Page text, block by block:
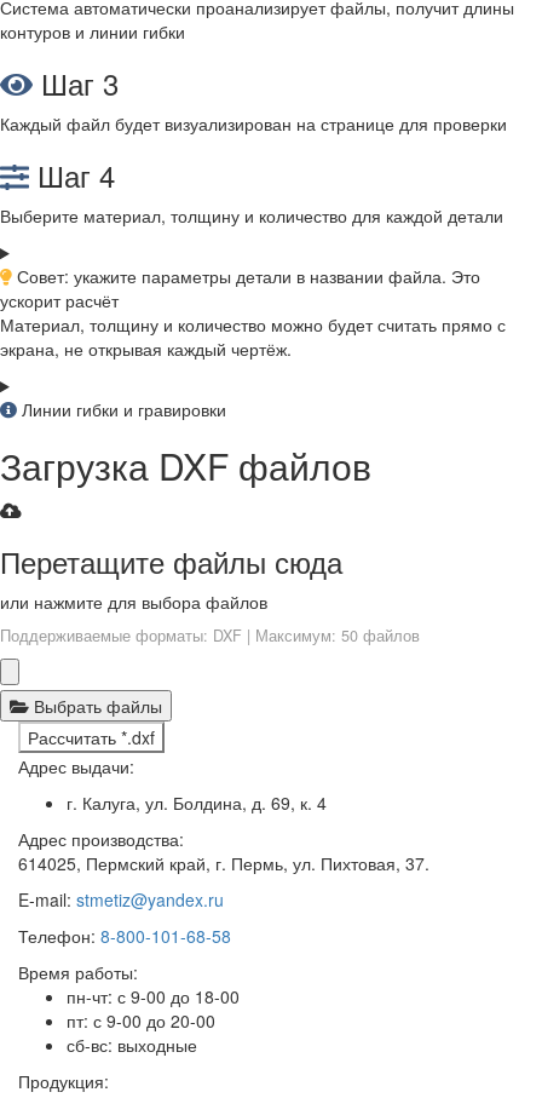
Система автоматически проанализирует файлы, получит длины
контуров и линии гибки
Шаг 3
Каждый файл будет визуализирован на странице для проверки
Шаг 4
Выберите материал, толщину и количество для каждой детали
Совет: укажите параметры детали в названии файла. Это
ускорит расчёт
Материал, толщину и количество можно будет считать прямо с
экрана, не открывая каждый чертёж.
Линии гибки и гравировки
Загрузка DXF файлов
Перетащите файлы сюда
или нажмите для выбора файлов
Поддерживаемые форматы: DXF | Максимум: 50 файлов
Выбрать файлы
Рассчитать *.dxf
Адрес выдачи:
г. Калуга, ул. Болдина, д. 69, к. 4
Адрес производства:
614025, Пермский край, г. Пермь, ул. Пихтовая, 37.
E-mail: stmetiz@yandex.ru
Телефон: 8-800-101-68-58
Время работы:
пн-чт: с 9-00 до 18-00
пт: с 9-00 до 20-00
сб-вс: выходные
Продукция: